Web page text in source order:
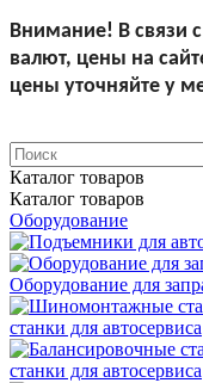
Внимание! В связи
валют, цены на
цены уточняйте у
Каталог товаров
Каталог товаров
Оборудование
Оборудование для
станки для автосервиса
станки для автосервиса